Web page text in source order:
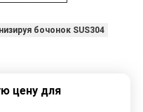
бочонок SUS304
цену для